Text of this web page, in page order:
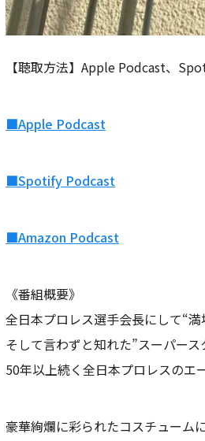
【聴取方法】Apple Podcast、
■Apple Podcast
■Spotify Podcast
■Amazon Podcast
《番組概要》
全日本プロレス選手会長にして“
そして言わずと知れた”スーパー
50年以上続く全日本プロレスのエ
豪華絢爛に彩られたコスチューム